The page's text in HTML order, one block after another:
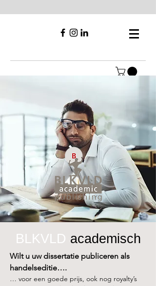
BLKVLD academisch
Wilt u uw dissertatie publiceren als
handelseditie….
… voor een goede prijs, ook nog royalty’s